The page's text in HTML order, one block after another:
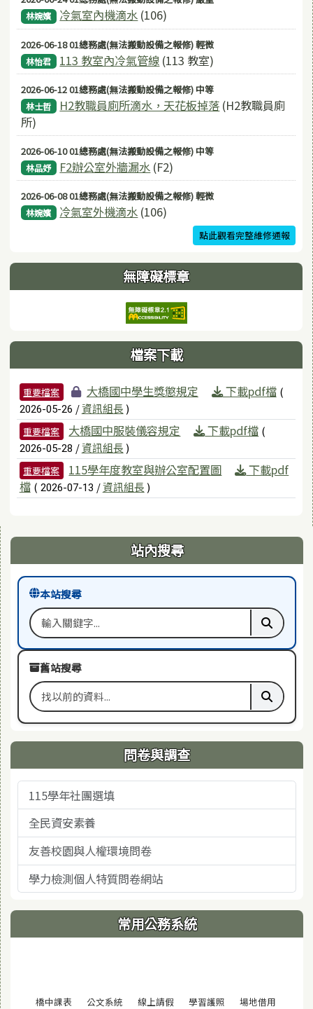
林婉嬪 冷氣室內機滴水 (106)
2026-06-18 01總務處(無法搬動設備之報修) 輕微
林怡君 113 教室內冷氣管線 (113 教室)
2026-06-12 01總務處(無法搬動設備之報修) 中等
林士哲 H2教職員廁所滴水，天花板掉落 (H2教職員廁
所)
2026-06-10 01總務處(無法搬動設備之報修) 中等
林品妤 F2辦公室外牆漏水 (F2)
2026-06-08 01總務處(無法搬動設備之報修) 輕微
林婉嬪 冷氣室外機滴水 (106)
點此觀看完整維修通報
無障礙標章
檔案下載
檔案列表
重要檔案 大橋國中學生獎懲規定 下載pdf檔 (
2026-05-26 /資訊組長 )
重要檔案 大橋國中服裝儀容規定 下載pdf檔 (
2026-05-28 /資訊組長 )
重要檔案 115學年度教室與辦公室配置圖
下載pdf
檔 ( 2026-07-13 /資訊組長 )
右邊區域內容 站內搜尋
本站搜尋
搜尋關鍵字 執行本
舊站搜尋
搜尋舊站關鍵字 執行舊
問卷與調查
115學年社團選填
全民資安素養
友善校園與人權環境問卷
學力檢測個人特質問卷網站
常用公務系統
橋中課表 (另開視窗)
公文系統 (另開視窗)
線上請假 (另開視窗)
學習護照 (另開視窗)
場地借用